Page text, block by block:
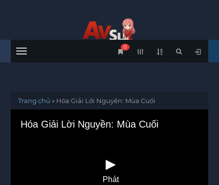
Menu
0
Trang chủ » Hóa Giải Lời Nguyền: Mùa Cuối
Hóa Giải Lời Nguyền: Mùa Cuối
Phát